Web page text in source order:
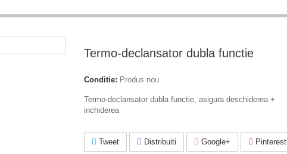
Termo-declansator dubla functie
Conditie: Produs nou
Termo-declansator dubla functie, asigura deschiderea +
inchiderea
Tweet Distribuiti Google+ Pinterest